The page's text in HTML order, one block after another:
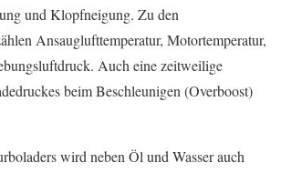
und Klopfneigung. Zu den
Ansauglufttemperatur, Motortemperatur,
Auch eine zeitweilige
beim Beschleunigen (Overboost)
wird neben Öl und Wasser auch